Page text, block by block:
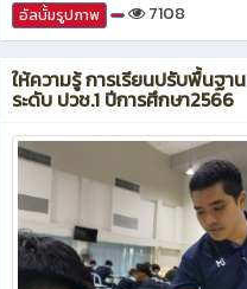
อัลบั้มรูปภาพ 7108
ให้ความรู้ การเรียนปรับพื้นฐาน
ระดับ ปวช.1 ปีการศึกษา2566